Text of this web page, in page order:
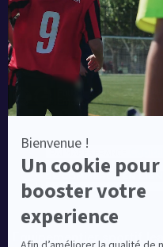
Une société de :
Equipementier sportif